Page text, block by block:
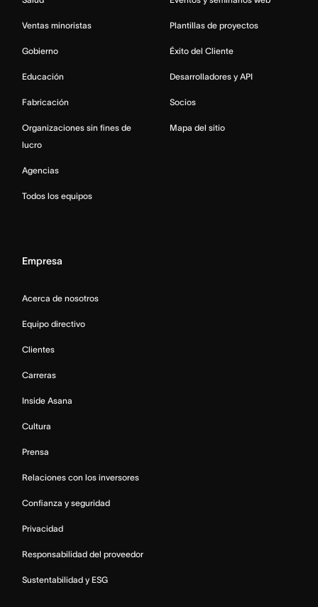
Ventas minoristas
Gobierno
Educación
Fabricación
Organizaciones sin fines de
lucro
Agencias
Todos los equipos
Plantillas de proyectos
Éxito del Cliente
Desarrolladores y API
Socios
Mapa del sitio
Empresa
Acerca de nosotros
Equipo directivo
Clientes
Carreras
Inside Asana
Cultura
Prensa
Relaciones con los inversores
Confianza y seguridad
Privacidad
Responsabilidad del proveedor
Sustentabilidad y ESG